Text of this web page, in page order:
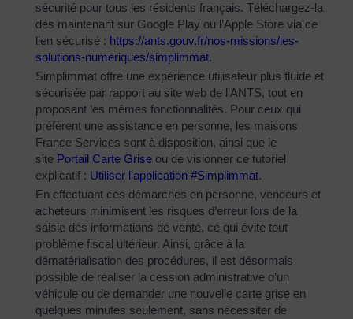
sécurité pour tous les résidents français. Téléchargez-la
dès maintenant sur Google Play ou l’Apple Store via ce
lien sécurisé : https://ants.gouv.fr/nos-missions/les-
solutions-numeriques/simplimmat.
Simplimmat offre une expérience utilisateur plus fluide et
sécurisée par rapport au site web de l’ANTS, tout en
proposant les mêmes fonctionnalités. Pour ceux qui
préfèrent une assistance en personne, les maisons
France Services sont à disposition, ainsi que le
site Portail Carte Grise ou de visionner ce tutoriel
explicatif : Utiliser l’application #Simplimmat.
En effectuant ces démarches en personne, vendeurs et
acheteurs minimisent les risques d’erreur lors de la
saisie des informations de vente, ce qui évite tout
problème fiscal ultérieur. Ainsi, grâce à la
dématérialisation des procédures, il est désormais
possible de réaliser la cession administrative d’un
véhicule ou de demander une nouvelle carte grise en
quelques minutes seulement, sans nécessiter de